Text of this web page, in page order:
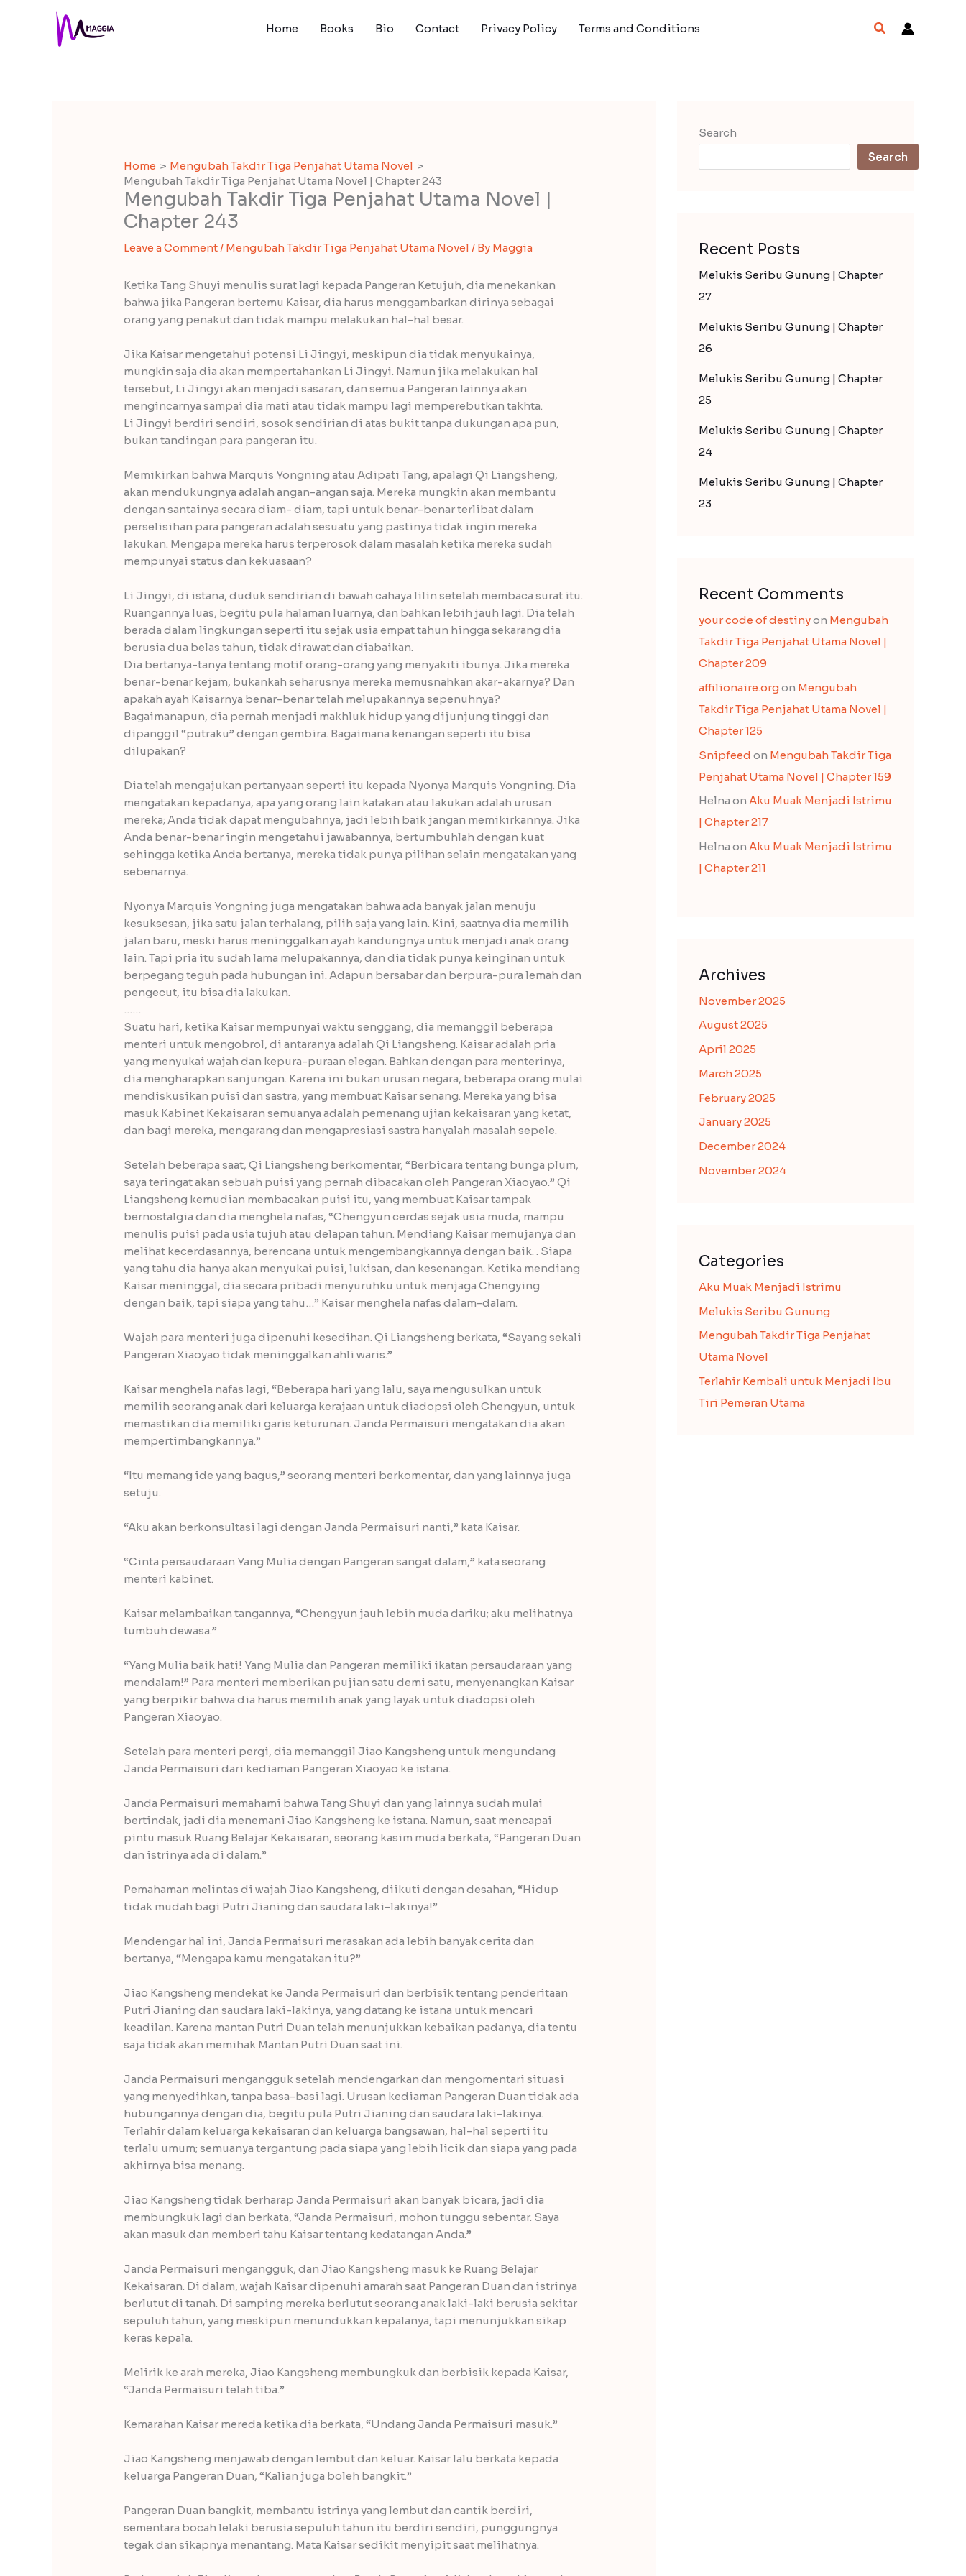
Home Books Bio Contact Privacy Policy Terms and Conditions Search
Home
Mengubah Takdir Tiga Penjahat Utama Novel
Mengubah Takdir Tiga Penjahat Utama Novel | Chapter 243
Mengubah Takdir Tiga Penjahat Utama Novel |
Chapter 243
Leave a Comment/ Mengubah Takdir Tiga Penjahat Utama Novel / By Maggia
Ketika Tang Shuyi menulis surat lagi kepada Pangeran Ketujuh, dia menekankan
bahwa jika Pangeran bertemu Kaisar, dia harus menggambarkan dirinya sebagai
orang yang penakut dan tidak mampu melakukan hal-hal besar.
Jika Kaisar mengetahui potensi Li Jingyi, meskipun dia tidak menyukainya,
mungkin saja dia akan mempertahankan Li Jingyi. Namun jika melakukan hal
tersebut, Li Jingyi akan menjadi sasaran, dan semua Pangeran lainnya akan
mengincarnya sampai dia mati atau tidak mampu lagi memperebutkan takhta.
Li Jingyi berdiri sendiri, sosok sendirian di atas bukit tanpa dukungan apa pun,
bukan tandingan para pangeran itu.
Memikirkan bahwa Marquis Yongning atau Adipati Tang, apalagi Qi Liangsheng,
akan mendukungnya adalah angan-angan saja. Mereka mungkin akan membantu
dengan santainya secara diam- diam, tapi untuk benar-benar terlibat dalam
perselisihan para pangeran adalah sesuatu yang pastinya tidak ingin mereka
lakukan. Mengapa mereka harus terperosok dalam masalah ketika mereka sudah
mempunyai status dan kekuasaan?
Li Jingyi, di istana, duduk sendirian di bawah cahaya lilin setelah membaca surat itu.
Ruangannya luas, begitu pula halaman luarnya, dan bahkan lebih jauh lagi. Dia telah
berada dalam lingkungan seperti itu sejak usia empat tahun hingga sekarang dia
berusia dua belas tahun, tidak dirawat dan diabaikan.
Dia bertanya-tanya tentang motif orang-orang yang menyakiti ibunya. Jika mereka
benar-benar kejam, bukankah seharusnya mereka memusnahkan akar-akarnya? Dan
apakah ayah Kaisarnya benar-benar telah melupakannya sepenuhnya?
Bagaimanapun, dia pernah menjadi makhluk hidup yang dijunjung tinggi dan
dipanggil “putraku” dengan gembira. Bagaimana kenangan seperti itu bisa
dilupakan?
Dia telah mengajukan pertanyaan seperti itu kepada Nyonya Marquis Yongning. Dia
mengatakan kepadanya, apa yang orang lain katakan atau lakukan adalah urusan
mereka; Anda tidak dapat mengubahnya, jadi lebih baik jangan memikirkannya. Jika
Anda benar-benar ingin mengetahui jawabannya, bertumbuhlah dengan kuat
sehingga ketika Anda bertanya, mereka tidak punya pilihan selain mengatakan yang
sebenarnya.
Nyonya Marquis Yongning juga mengatakan bahwa ada banyak jalan menuju
kesuksesan, jika satu jalan terhalang, pilih saja yang lain. Kini, saatnya dia memilih
jalan baru, meski harus meninggalkan ayah kandungnya untuk menjadi anak orang
lain. Tapi pria itu sudah lama melupakannya, dan dia tidak punya keinginan untuk
berpegang teguh pada hubungan ini. Adapun bersabar dan berpura-pura lemah dan
pengecut, itu bisa dia lakukan.
……
Suatu hari, ketika Kaisar mempunyai waktu senggang, dia memanggil beberapa
menteri untuk mengobrol, di antaranya adalah Qi Liangsheng. Kaisar adalah pria
yang menyukai wajah dan kepura-puraan elegan. Bahkan dengan para menterinya,
dia mengharapkan sanjungan. Karena ini bukan urusan negara, beberapa orang mulai
mendiskusikan puisi dan sastra, yang membuat Kaisar senang. Mereka yang bisa
masuk Kabinet Kekaisaran semuanya adalah pemenang ujian kekaisaran yang ketat,
dan bagi mereka, mengarang dan mengapresiasi sastra hanyalah masalah sepele.
Setelah beberapa saat, Qi Liangsheng berkomentar, “Berbicara tentang bunga plum,
saya teringat akan sebuah puisi yang pernah dibacakan oleh Pangeran Xiaoyao.” Qi
Liangsheng kemudian membacakan puisi itu, yang membuat Kaisar tampak
bernostalgia dan dia menghela nafas, “Chengyun cerdas sejak usia muda, mampu
menulis puisi pada usia tujuh atau delapan tahun. Mendiang Kaisar memujanya dan
melihat kecerdasannya, berencana untuk mengembangkannya dengan baik. . Siapa
yang tahu dia hanya akan menyukai puisi, lukisan, dan kesenangan. Ketika mendiang
Kaisar meninggal, dia secara pribadi menyuruhku untuk menjaga Chengying
dengan baik, tapi siapa yang tahu…” Kaisar menghela nafas dalam-dalam.
Wajah para menteri juga dipenuhi kesedihan. Qi Liangsheng berkata, “Sayang sekali
Pangeran Xiaoyao tidak meninggalkan ahli waris.”
Kaisar menghela nafas lagi, “Beberapa hari yang lalu, saya mengusulkan untuk
memilih seorang anak dari keluarga kerajaan untuk diadopsi oleh Chengyun, untuk
memastikan dia memiliki garis keturunan. Janda Permaisuri mengatakan dia akan
mempertimbangkannya.”
“Itu memang ide yang bagus,” seorang menteri berkomentar, dan yang lainnya juga
setuju.
“Aku akan berkonsultasi lagi dengan Janda Permaisuri nanti,” kata Kaisar.
“Cinta persaudaraan Yang Mulia dengan Pangeran sangat dalam,” kata seorang
menteri kabinet.
Kaisar melambaikan tangannya, “Chengyun jauh lebih muda dariku; aku melihatnya
tumbuh dewasa.”
“Yang Mulia baik hati! Yang Mulia dan Pangeran memiliki ikatan persaudaraan yang
mendalam!” Para menteri memberikan pujian satu demi satu, menyenangkan Kaisar
yang berpikir bahwa dia harus memilih anak yang layak untuk diadopsi oleh
Pangeran Xiaoyao.
Setelah para menteri pergi, dia memanggil Jiao Kangsheng untuk mengundang
Janda Permaisuri dari kediaman Pangeran Xiaoyao ke istana.
Janda Permaisuri memahami bahwa Tang Shuyi dan yang lainnya sudah mulai
bertindak, jadi dia menemani Jiao Kangsheng ke istana. Namun, saat mencapai
pintu masuk Ruang Belajar Kekaisaran, seorang kasim muda berkata, “Pangeran Duan
dan istrinya ada di dalam.”
Pemahaman melintas di wajah Jiao Kangsheng, diikuti dengan desahan, “Hidup
tidak mudah bagi Putri Jianing dan saudara laki-lakinya!”
Mendengar hal ini, Janda Permaisuri merasakan ada lebih banyak cerita dan
bertanya, “Mengapa kamu mengatakan itu?”
Jiao Kangsheng mendekat ke Janda Permaisuri dan berbisik tentang penderitaan
Putri Jianing dan saudara laki-lakinya, yang datang ke istana untuk mencari
keadilan. Karena mantan Putri Duan telah menunjukkan kebaikan padanya, dia tentu
saja tidak akan memihak Mantan Putri Duan saat ini.
Janda Permaisuri mengangguk setelah mendengarkan dan mengomentari situasi
yang menyedihkan, tanpa basa-basi lagi. Urusan kediaman Pangeran Duan tidak ada
hubungannya dengan dia, begitu pula Putri Jianing dan saudara laki-lakinya.
Terlahir dalam keluarga kekaisaran dan keluarga bangsawan, hal-hal seperti itu
terlalu umum; semuanya tergantung pada siapa yang lebih licik dan siapa yang pada
akhirnya bisa menang.
Jiao Kangsheng tidak berharap Janda Permaisuri akan banyak bicara, jadi dia
membungkuk lagi dan berkata, “Janda Permaisuri, mohon tunggu sebentar. Saya
akan masuk dan memberi tahu Kaisar tentang kedatangan Anda.”
Janda Permaisuri mengangguk, dan Jiao Kangsheng masuk ke Ruang Belajar
Kekaisaran. Di dalam, wajah Kaisar dipenuhi amarah saat Pangeran Duan dan istrinya
berlutut di tanah. Di samping mereka berlutut seorang anak laki-laki berusia sekitar
sepuluh tahun, yang meskipun menundukkan kepalanya, tapi menunjukkan sikap
keras kepala.
Melirik ke arah mereka, Jiao Kangsheng membungkuk dan berbisik kepada Kaisar,
“Janda Permaisuri telah tiba.”
Kemarahan Kaisar mereda ketika dia berkata, “Undang Janda Permaisuri masuk.”
Jiao Kangsheng menjawab dengan lembut dan keluar. Kaisar lalu berkata kepada
keluarga Pangeran Duan, “Kalian juga boleh bangkit.”
Pangeran Duan bangkit, membantu istrinya yang lembut dan cantik berdiri,
sementara bocah lelaki berusia sepuluh tahun itu berdiri sendiri, punggungnya
tegak dan sikapnya menantang. Mata Kaisar sedikit menyipit saat melihatnya.
Search
Search
Recent Posts
Melukis Seribu Gunung | Chapter
27
Melukis Seribu Gunung | Chapter
26
Melukis Seribu Gunung | Chapter
25
Melukis Seribu Gunung | Chapter
24
Melukis Seribu Gunung | Chapter
23
Recent Comments
your code of destinyon Mengubah
Takdir Tiga Penjahat Utama Novel |
Chapter 209
affilionaire.orgon Mengubah
Takdir Tiga Penjahat Utama Novel |
Chapter 125
Snipfeed on Mengubah Takdir Tiga
Penjahat Utama Novel | Chapter 159
Helna on Aku Muak Menjadi Istrimu
| Chapter 217
Helna on Aku Muak Menjadi Istrimu
| Chapter 211
Archives
November 2025
August 2025
April 2025
March 2025
February 2025
January 2025
December 2024
November 2024
Categories
Aku Muak Menjadi Istrimu
Melukis Seribu Gunung
Mengubah Takdir Tiga Penjahat
Utama Novel
Terlahir Kembali untuk Menjadi Ibu
Tiri Pemeran Utama